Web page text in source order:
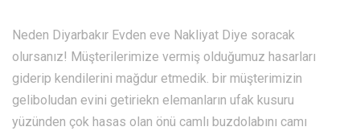
Neden Diyarbakır Evden eve Nakliyat Diye soracak
olursanız! Müşterilerimize vermiş olduğumuz hasarları
giderip kendilerini mağdur etmedik. bir müşterimizin
geliboludan evini getiriekn elemanların ufak kusuru
yüzünden çok hasas olan önü camlı buzdolabını camı